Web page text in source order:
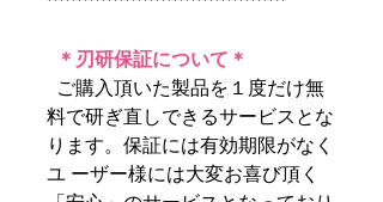
＊刃研保証について＊
ご購入頂いた製品を１度だけ無
料で研ぎ直しできるサービスとな
ります。保証には有効期限がなく
ユ ーザー様には大変お喜び頂く